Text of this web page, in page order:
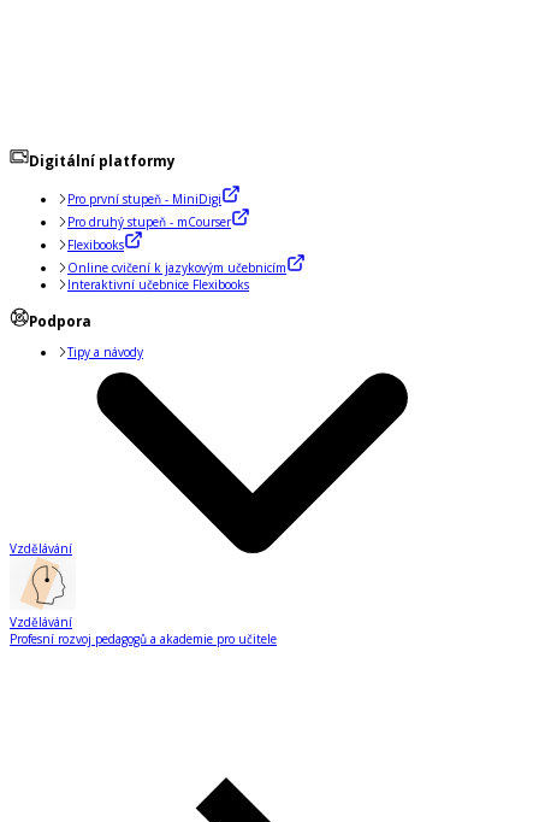
Digitální platformy
Pro první stupeň - MiniDigi
Pro druhý stupeň - mCourser
Flexibooks
Online cvičení k jazykovým učebnicím
Interaktivní učebnice Flexibooks
Podpora
Tipy a návody
Vzdělávání
Vzdělávání
Profesní rozvoj pedagogů a akademie pro učitele